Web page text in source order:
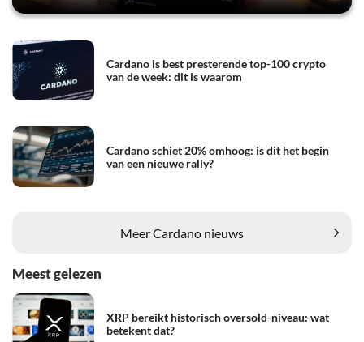
Cardano is best presterende top-100 crypto
van de week: dit is waarom
Cardano schiet 20% omhoog: is dit het begin
van een nieuwe rally?
Meer Cardano nieuws
Meest gelezen
XRP bereikt historisch oversold-niveau: wat
betekent dat?